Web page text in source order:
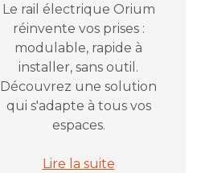
Le rail électrique Orium
réinvente vos prises :
modulable, rapide à
installer, sans outil.
Découvrez une solution
qui s'adapte à tous vos
espaces.
Rail électrique
Lire la suite